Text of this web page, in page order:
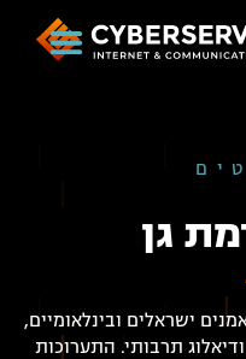
גן
ישראלים ובינלאומיים,
תרבותי. התערוכות